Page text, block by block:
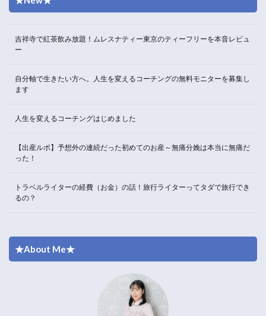
吉祥寺で紅茶飲み放題！ムレスナティー東京のティーフリーを本音レビュ
ー
自分軸で生きたい方へ。人生を変えるコーチングの無料モニターを募集し
ます
人生を変えるコーチングはじめました
【出産ルポ】予想外の連続だった初めてのお産～無痛分娩は本当に無痛だ
った！
トラベルライターの経費（お金）の話！旅行ライターってタダで旅行でき
るの？
★About Me★